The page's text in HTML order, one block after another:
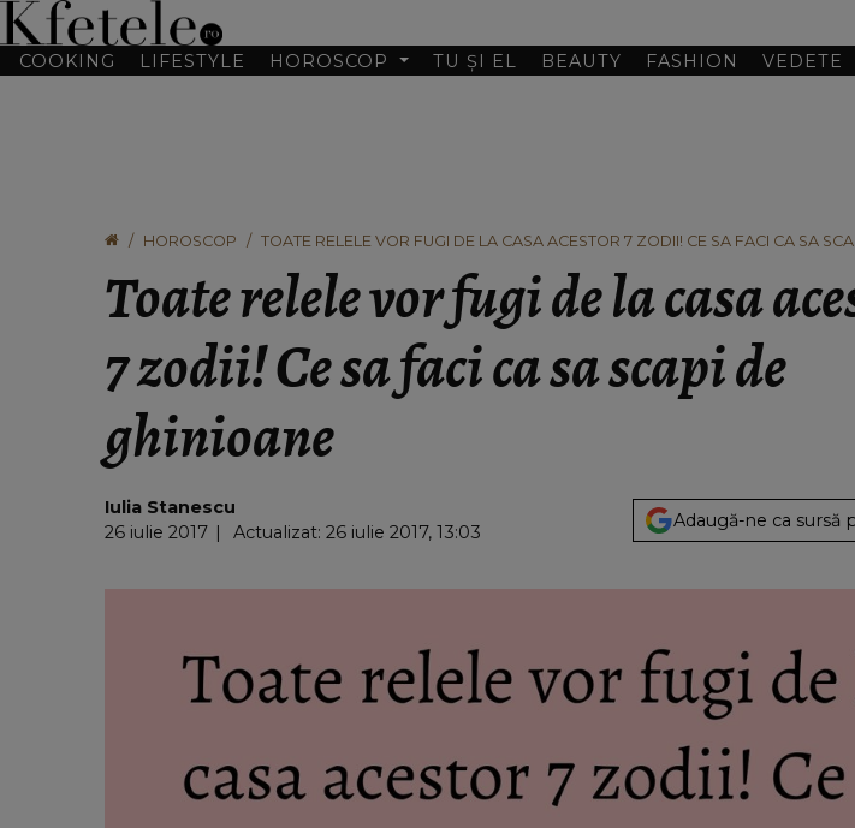
COOKING LIFESTYLE HOROSCOP TU ȘI EL BEAUTY FASHION VEDETE
HOROSCOP TOATE RELELE VOR FUGI DE LA CASA ACESTOR 7 ZODII! CE SA FACI CA SA
Toate relele vor fugi de la casa
7 zodii! Ce sa faci ca sa scapi de
ghinioane
Iulia Stanescu
26 iulie 2017
Actualizat: 26 iulie 2017, 13:03
Adaugă-ne ca sursă